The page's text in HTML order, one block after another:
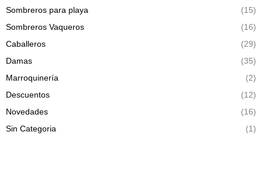
Sombreros para playa
(15)
Sombreros Vaqueros
(16)
Caballeros
(29)
Damas
(35)
Marroquinería
(2)
Descuentos
(12)
Novedades
(16)
Sin Categoria
(1)